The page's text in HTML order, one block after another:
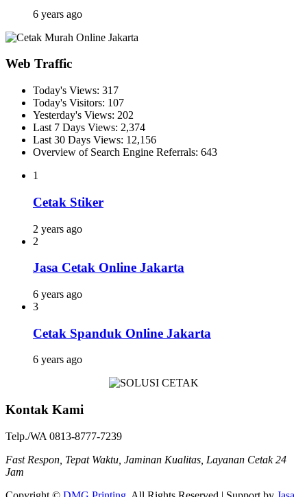
6 years ago
Web Traffic
Today's Views: 317
Today's Visitors: 107
Yesterday's Views: 202
Last 7 Days Views: 2,374
Last 30 Days Views: 12,156
Overview of Search Engine Referrals: 643
1
Cetak Stiker
2 years ago
2
Jasa Cetak Online Jakarta
6 years ago
3
Cetak Spanduk Online Jakarta
6 years ago
Kontak Kami
Telp./WA 0813-8777-7239
Fast Respon, Tepat Waktu, Jaminan Kualitas, Layanan Cetak 24
Jam